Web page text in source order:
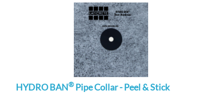
HYDRO BAN®Pipe Collar - Peel & Stick